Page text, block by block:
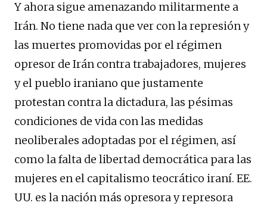
Y ahora sigue amenazando militarmente a
Irán. No tiene nada que ver con la represión y
las muertes promovidas por el régimen
opresor de Irán contra trabajadores, mujeres
y el pueblo iraniano que justamente
protestan contra la dictadura, las pésimas
condiciones de vida con las medidas
neoliberales adoptadas por el régimen, así
como la falta de libertad democrática para las
mujeres en el capitalismo teocrático iraní. EE.
UU. es la nación más opresora y represora